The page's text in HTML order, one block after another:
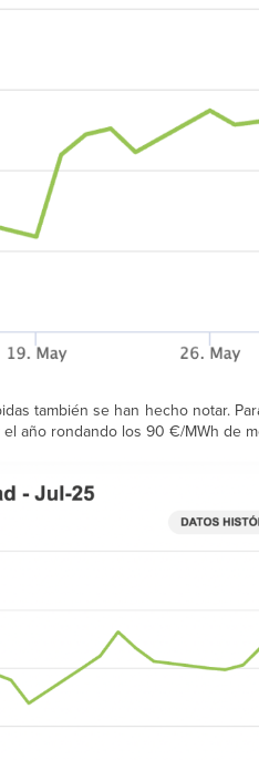
también se han hecho notar.
año rondando los 90 €/MWh de